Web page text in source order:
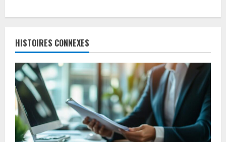
C
o
n
t
i
n
HISTOIRES CONNEXES